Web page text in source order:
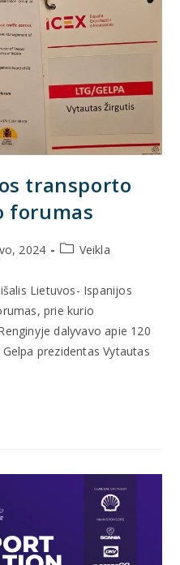
transporto
forumas
2024 Veikla
Lietuvos- Ispanijos
prie kurio
dalyvavo apie 120
prezidentas Vytautas